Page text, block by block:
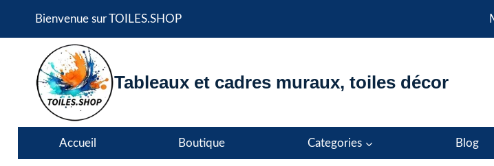
Bienvenue sur TOILES.SHOP
Tableaux et cadres muraux, toiles décor
Accueil Boutique Categories Blog